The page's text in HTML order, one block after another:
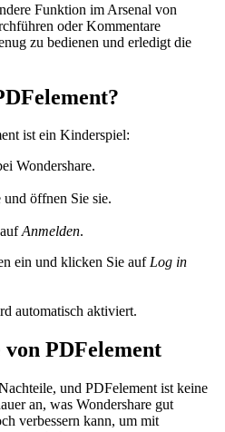
Funktion im Arsenal von
oder Kommentare
zu bedienen und erledigt die
ist ein Kinderspiel:
Wondershare.
öffnen Sie sie.
aufAnmelden.
ein und klicken Sie aufLog in
automatisch aktiviert.
PDFelement
und PDFelement ist keine
an, was Wondershare gut
verbessern kann, um mit